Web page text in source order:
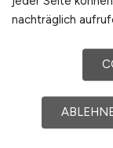
nachträglich